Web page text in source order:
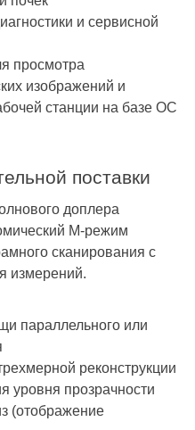
и сервисной
просмотра
изображений и
станции на базе ОС
поставки
доплера
М-режим
сканирования с
измерений.
параллельного или
реконструкции
уровня прозрачности
(отображение